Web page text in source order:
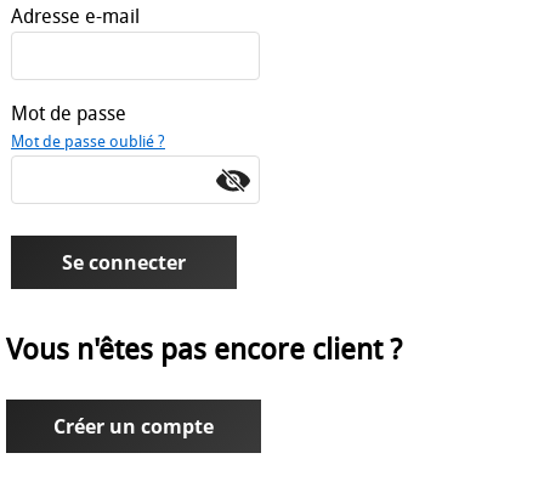
Adresse e-mail
Mot de passe
Mot de passe oublié ?
Vous n'êtes pas encore client ?
Créer un compte